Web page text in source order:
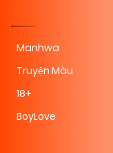
Manhwa
Truyện Màu
18+
BoyLove